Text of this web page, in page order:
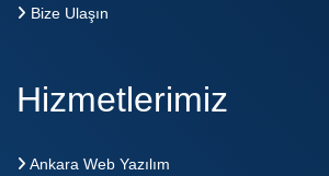
Bize Ulaşın
Hizmetlerimiz
Ankara Web Yazılım